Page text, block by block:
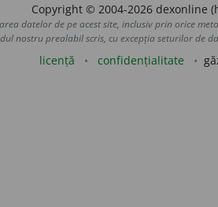
Copyright © 2004-2026 dexonline
datelor de pe acest site, inclusiv prin orice
nostru prealabil scris, cu excepția seturilor de
licență confidențialitate